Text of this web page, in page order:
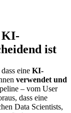
KI-
ist
eine KI-
verwendet und
– vom User
dass eine
Data Scientists,